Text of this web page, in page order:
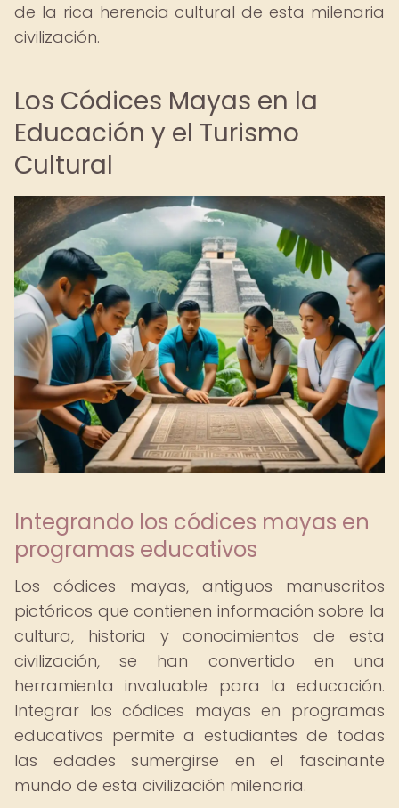
de la rica herencia cultural de esta milenaria
civilización.
Los Códices Mayas en la
Educación y el Turismo
Cultural
Integrando los códices mayas en
programas educativos
Los códices mayas, antiguos manuscritos
pictóricos que contienen información sobre la
cultura, historia y conocimientos de esta
civilización, se han convertido en una
herramienta invaluable para la educación.
Integrar los códices mayas en programas
educativos permite a estudiantes de todas
las edades sumergirse en el fascinante
mundo de esta civilización milenaria.